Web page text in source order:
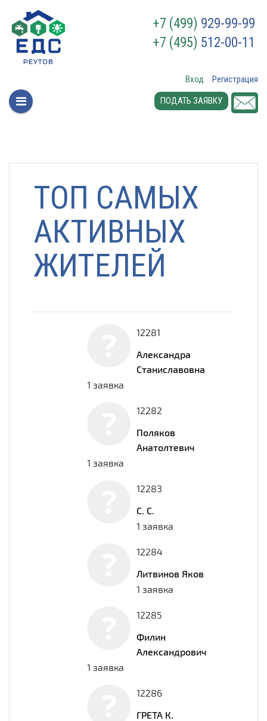
+7 (499) 929-99-99
+7 (495) 512-00-11
Вход
Регистрация
ПОДАТЬ ЗАЯВКУ
ТОП САМЫХ
АКТИВНЫХ
ЖИТЕЛЕЙ
12281
Александра
Станиславовна
1 заявка
12282
Поляков
Анатолтевич
1 заявка
12283
С. С.
1 заявка
12284
Литвинов Яков
1 заявка
12285
Филин
Александрович
1 заявка
12286
ГРЕТА К.